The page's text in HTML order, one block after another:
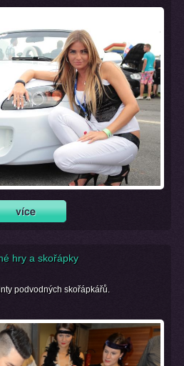
hry a skořápky
podvodných skořápkářů.